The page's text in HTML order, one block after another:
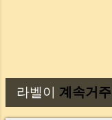
글
라벨이 계속거주